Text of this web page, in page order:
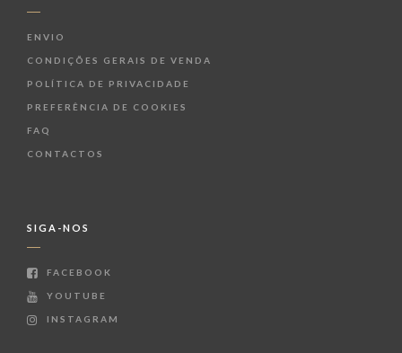
ENVIO
CONDIÇÕES GERAIS DE VENDA
POLÍTICA DE PRIVACIDADE
PREFERÊNCIA DE COOKIES
FAQ
CONTACTOS
SIGA-NOS
FACEBOOK
YOUTUBE
INSTAGRAM